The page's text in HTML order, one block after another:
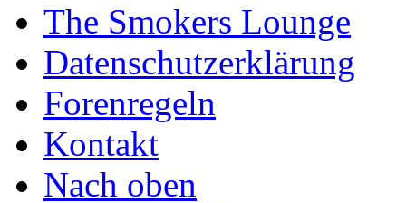
The Smokers Lounge
Datenschutzerklärung
Forenregeln
Kontakt
Nach oben